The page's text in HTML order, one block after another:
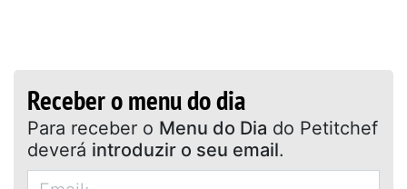
Receber o menu do dia
Para receber o Menu do Dia do Petitchef
deverá introduzir o seu email.